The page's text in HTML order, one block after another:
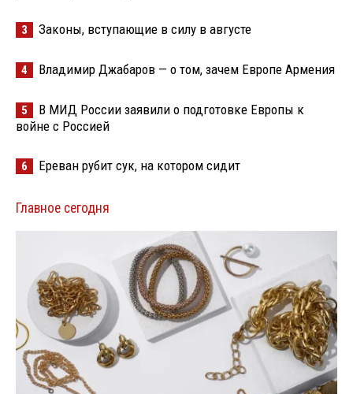
3 Законы, вступающие в силу в августе
4 Владимир Джабаров — о том, зачем Европе Армения
5
В МИД России заявили о подготовке Европы к
войне с Россией
6 Ереван рубит сук, на котором сидит
Главное сегодня